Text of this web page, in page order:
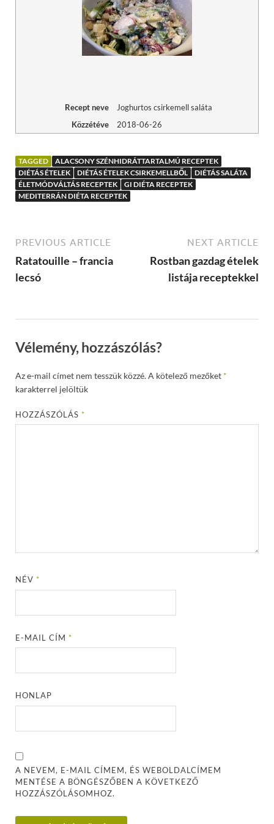
Recept neve
Joghurtos csirkemell saláta
Közzétéve
2018-06-26
TAGGED
ALACSONY SZÉNHIDRÁTTARTALMÚ RECEPTEK
DIÉTÁS ÉTELEK
DIÉTÁS ÉTELEK CSIRKEMELLBŐL
DIÉTÁS SALÁTA
ÉLETMÓDVÁLTÁS RECEPTEK
GI DIÉTA RECEPTEK
MEDITERRÁN DIÉTA RECEPTEK
PREVIOUS ARTICLE
Ratatouille – francia
lecsó
NEXT ARTICLE
Rostban gazdag ételek
listája receptekkel
Vélemény, hozzászólás?
Az e-mail címet nem tesszük közzé.A kötelező mezőket *
karakterrel jelöltük
HOZZÁSZÓLÁS*
NÉV*
E-MAIL CÍM*
HONLAP
A NEVEM, E-MAIL CÍMEM, ÉS WEBOLDALCÍMEM
MENTÉSE A BÖNGÉSZŐBEN A KÖVETKEZŐ
HOZZÁSZÓLÁSOMHOZ.